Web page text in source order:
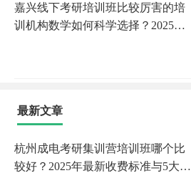
嘉兴线下考研培训班比较厉害的培
训机构数学如何科学选择？2025年
最新文章
杭州成电考研集训营培训班哪个比
较好？2025年最新收费标准与5大机